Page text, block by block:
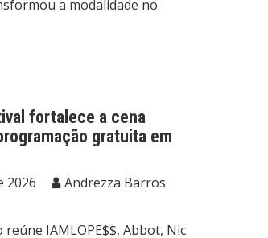
a modalidade no
fortalece a cena
gratuita em
2026
Andrezza Barros
IAMLOPE$$, Abbot, Nic